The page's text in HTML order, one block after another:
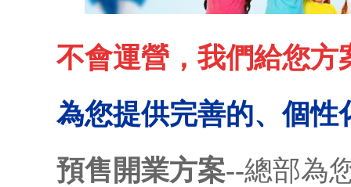
不會運營，我們給您方
為您提供完善的、個
預售開業方案--總部為